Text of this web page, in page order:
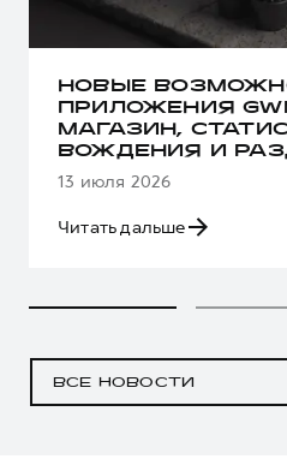
НОВЫЕ
ПРИЛОЖЕНИЯ
МАГАЗИН,
ВОЖДЕНИЯ И
13 июля 2026
Читать дальше
ВСЕ НОВОСТИ